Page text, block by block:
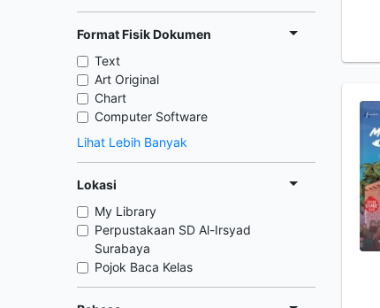
Format Fisik Dokumen
Text
Art Original
Chart
Computer Software
Lihat Lebih Banyak
Lokasi
My Library
Perpustakaan SD Al-Irsyad
Surabaya
Pojok Baca Kelas